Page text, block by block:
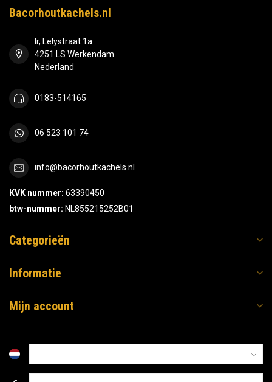
Bacorhoutkachels.nl
Ir, Lelystraat 1a
4251 LS Werkendam
Nederland
0183-514165
06 523 101 74
info@bacorhoutkachels.nl
KVK nummer: 63390450
btw-nummer: NL855215252B01
Categorieën
Informatie
Mijn account